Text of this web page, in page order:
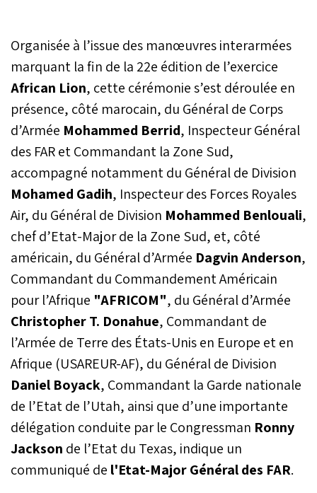
Organisée à l’issue des manœuvres interarmées
marquant la fin de la 22e édition de l’exercice
African Lion, cette cérémonie s’est déroulée en
présence, côté marocain, du Général de Corps
d’Armée Mohammed Berrid, Inspecteur Général
des FAR et Commandant la Zone Sud,
accompagné notamment du Général de Division
Mohamed Gadih, Inspecteur des Forces Royales
Air, du Général de Division Mohammed Benlouali,
chef d’Etat-Major de la Zone Sud, et, côté
américain, du Général d’Armée Dagvin Anderson,
Commandant du Commandement Américain
pour l’Afrique "AFRICOM", du Général d’Armée
Christopher T. Donahue, Commandant de
l’Armée de Terre des États-Unis en Europe et en
Afrique (USAREUR-AF), du Général de Division
Daniel Boyack, Commandant la Garde nationale
de l’Etat de l’Utah, ainsi que d’une importante
délégation conduite par le Congressman Ronny
Jackson de l’Etat du Texas, indique un
communiqué de l'Etat-Major Général des FAR.